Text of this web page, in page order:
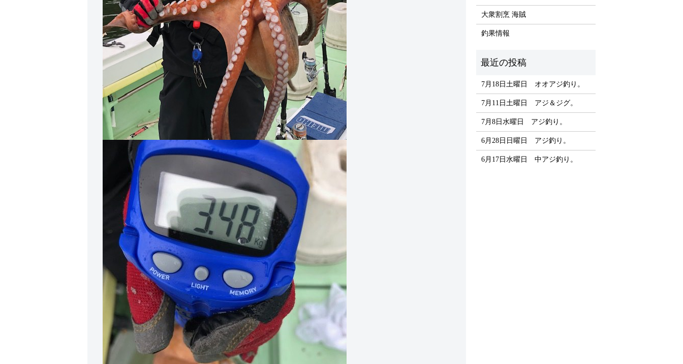
大衆割烹 海賊
釣果情報
7月18日土曜日 オオアジ釣り。
7月11日土曜日 アジ＆ジグ。
7月8日水曜日 アジ釣り。
6月28日日曜日 アジ釣り。
6月17日水曜日 中アジ釣り。